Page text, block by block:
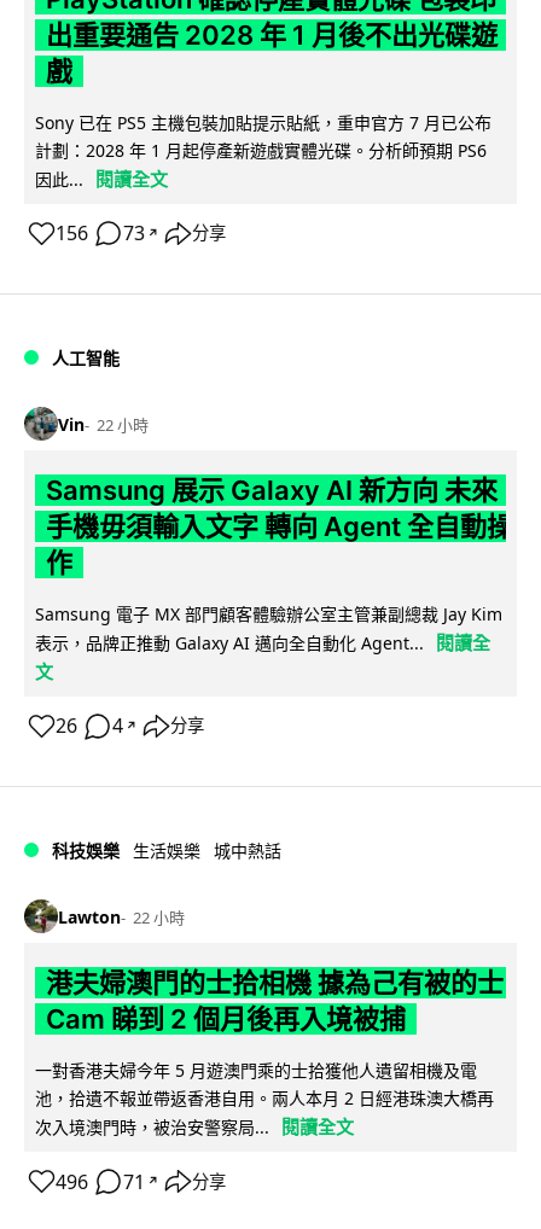
出重要通告 2028 年 1 月後不出光碟遊
戲
Sony 已在 PS5 主機包裝加貼提示貼紙，重申官方 7 月已公布
計劃：2028 年 1 月起停產新遊戲實體光碟。分析師預期 PS6
因此...
閱讀全文
156 73 ↗ 分享
人工智能
Vin 22 小時
Samsung 展示 Galaxy AI 新方向 未來
手機毋須輸入文字 轉向 Agent 全自動操
作
Samsung 電子 MX 部門顧客體驗辦公室主管兼副總裁 Jay Kim
表示，品牌正推動 Galaxy AI 邁向全自動化 Agent...
閱讀全
文
26 4 ↗ 分享
科技娛樂 生活娛樂 城中熱話
Lawton 22 小時
港夫婦澳門的士拾相機 據為己有被的士
Cam 睇到 2 個月後再入境被捕
一對香港夫婦今年 5 月遊澳門乘的士拾獲他人遺留相機及電
池，拾遺不報並帶返香港自用。兩人本月 2 日經港珠澳大橋再
次入境澳門時，被治安警察局...
閱讀全文
496 71 ↗ 分享